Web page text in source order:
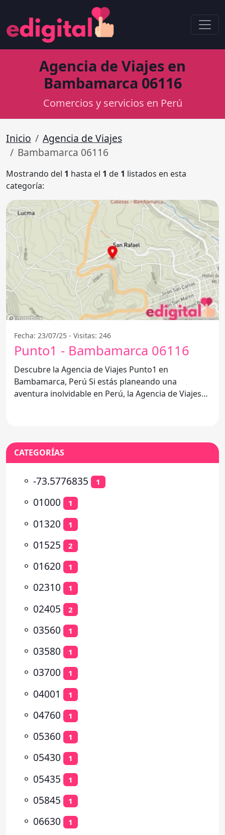
Agencia de Viajes en
Bambamarca 06116
Comercios y servicios en Perú
Inicio
Agencia de Viajes
Bambamarca 06116
Mostrando del 1 hasta el 1 de 1 listados en esta
categoría:
Fecha: 23/07/25 - Visitas: 246
Punto1 - Bambamarca 06116
Descubre la Agencia de Viajes Punto1 en
Bambamarca, Perú Si estás planeando una
aventura inolvidable en Perú, la Agencia de Viajes
CATEGORÍAS
⚬ -73.5776835 1
⚬ 01000 1
⚬ 01320 1
⚬ 01525 2
⚬ 01620 1
⚬ 02310 1
⚬ 02405 2
⚬ 03560 1
⚬ 03580 1
⚬ 03700 1
⚬ 04001 1
⚬ 04760 1
⚬ 05360 1
⚬ 05430 1
⚬ 05435 1
⚬ 05845 1
⚬ 06630 1